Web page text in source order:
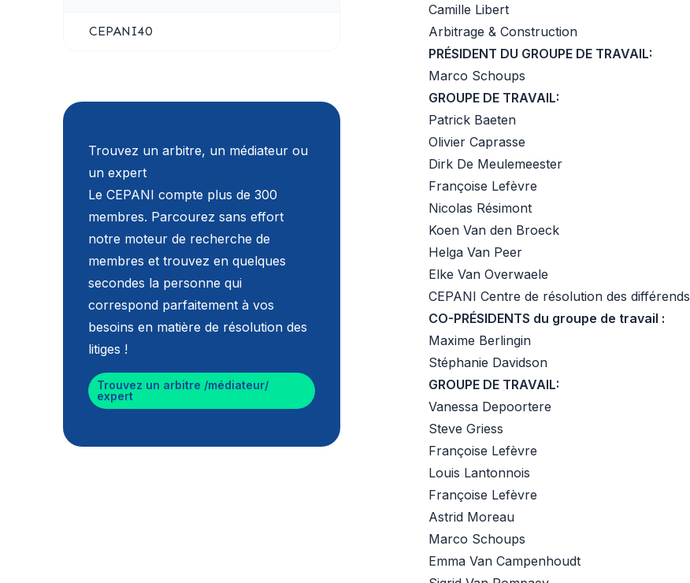
CEPANI40
Trouvez un arbitre, un médiateur ou
un expert
Le CEPANI compte plus de 300
membres. Parcourez sans effort
notre moteur de recherche de
membres et trouvez en quelques
secondes la personne qui
correspond parfaitement à vos
besoins en matière de résolution des
litiges !
Trouvez un arbitre /médiateur/
expert
Camille Libert
Arbitrage & Construction
PRÉSIDENT DU GROUPE DE TRAVAIL:
Marco Schoups
GROUPE DE TRAVAIL:
Patrick Baeten
Olivier Caprasse
Dirk De Meulemeester
Françoise Lefèvre
Nicolas Résimont
Koen Van den Broeck
Helga Van Peer
Elke Van Overwaele
CEPANI Centre de résolution des différends
CO-PRÉSIDENTS du groupe de travail :
Maxime Berlingin
Stéphanie Davidson
GROUPE DE TRAVAIL:
Vanessa Depoortere
Steve Griess
Françoise Lefèvre
Louis Lantonnois
Françoise Lefèvre
Astrid Moreau
Marco Schoups
Emma Van Campenhoudt